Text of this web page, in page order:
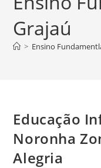
Grajaú
> Ensino
Educação
Noronha
Alegria